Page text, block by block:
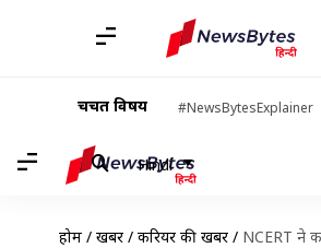
चर्चित विषय #NewsBytesExplainer
Hindi
होम / खबरें / करियर की खबरें / NCERT ने